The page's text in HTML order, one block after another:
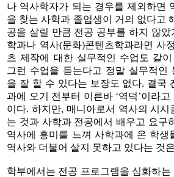
나 역사학자가 되는 경우를 제외하면
을 찾는 사학과 졸업생이 거의 없다고
공을 살릴 만큼 전공 공부를 하지 않
학과나 역사(문화)콘텐츠학과라면 사
츠 제작에 대한 실무적인 수업도 같
그런 수업을 듣는다고 정말 실무적인
을 잘 할 수 있다는 보장도 없다. 결국
과에 오기 전부터 이른바 ‘역덕’이라
이다. 하지만, 매니아로서 역사의 시
는 것과 사학과 전공에서 배우고 요구
역사에 흥미를 느껴 사학과에 온 학생
역사와 더불어 살지 못하고 있다는 것
학부에서는 전공 프로그램을 심화하